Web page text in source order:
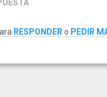
RESPONDER o PEDIR